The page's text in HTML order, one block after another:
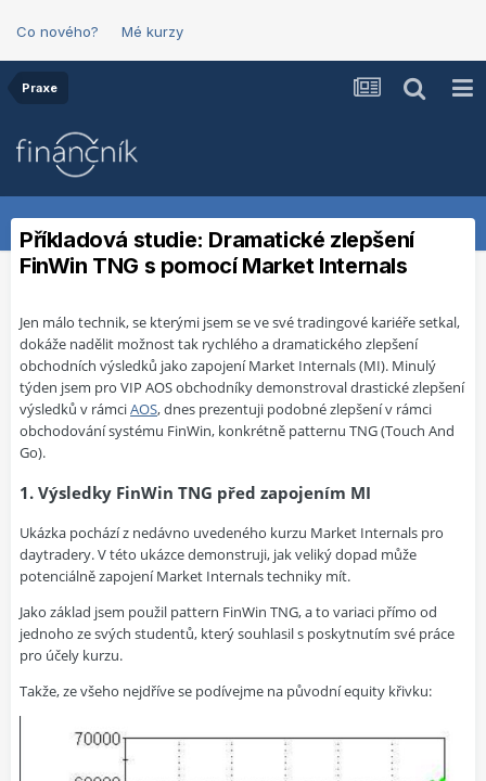
Co nového? Mé kurzy
Praxe
Příkladová studie: Dramatické zlepšení
FinWin TNG s pomocí Market Internals
Jen málo technik, se kterými jsem se ve své tradingové kariéře setkal,
dokáže nadělit možnost tak rychlého a dramatického zlepšení
obchodních výsledků jako zapojení Market Internals (MI). Minulý
týden jsem pro VIP AOS obchodníky demonstroval drastickézlepšení
výsledků v rámciAOS, dnes prezentuji podobné zlepšení v rámci
obchodování systému FinWin, konkrétně patternu TNG (Touch And
Go).
1. Výsledky FinWin TNG před zapojením MI
Ukázka pochází z nedávno uvedeného kurzu Market Internals pro
daytradery. V této ukázce demonstruji, jak veliký dopad může
potenciálně zapojení Market Internals techniky mít.
Jako základ jsem použil pattern FinWin TNG, a to variaci přímo od
jednoho ze svých studentů, který souhlasil s poskytnutím své práce
pro účely kurzu.
Takže, ze všeho nejdříve se podívejme na původní equity křivku: